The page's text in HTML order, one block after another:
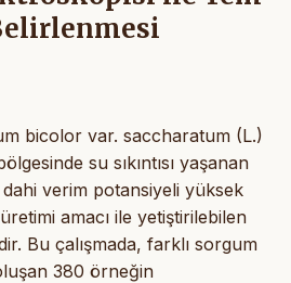
bicolor var. saccharatum (L.)
su sıkıntısı yaşanan
verim potansiyeli yüksek
amacı ile yetiştirilebilen
Bu çalışmada, farklı sorgum
380 örneğin